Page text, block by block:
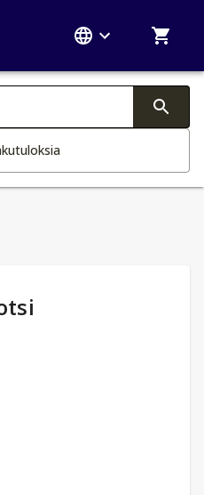
(EduJyväskylä)